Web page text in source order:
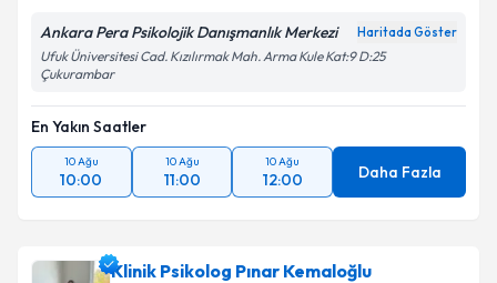
Ankara Pera Psikolojik Danışmanlık Merkezi Haritada Göster
Ufuk Üniversitesi Cad. Kızılırmak Mah. Arma Kule Kat:9 D:25
Çukurambar
En Yakın Saatler
10 Ağu
10:00
10 Ağu
11:00
10 Ağu
12:00 Daha Fazla
Klinik Psikolog Pınar Kemaloğlu